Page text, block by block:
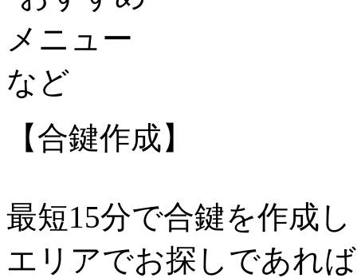
【合鍵作成】
最短15分で合鍵を作成
エリアでお探しであれ